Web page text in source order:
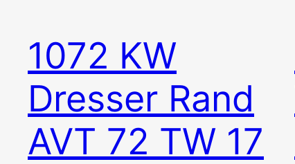
1072 KW
Dresser Rand
AVT 72 TW 17